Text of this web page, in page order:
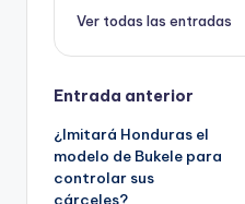
Ver todas las entradas
Navegación
de
entradas
Entrada anterior
¿Imitará Honduras el
modelo de Bukele para
controlar sus
cárceles?